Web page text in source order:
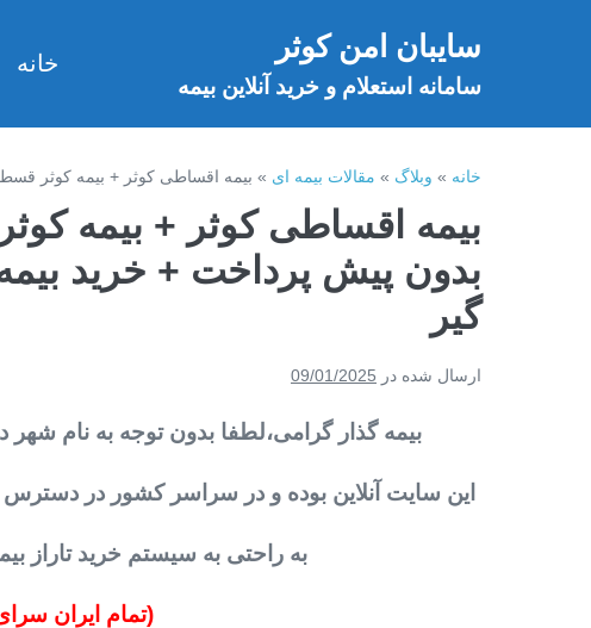
سایبان امن کوثر
سامانه استعلام و خرید آنلاین بیمه
خانه
خانه » وبلاگ » مقالات بیمه ای » بیمه اقساطی کوثر + بیمه کوثر
بیمه اقساطی کوثر + بیمه
بدون پیش پرداخت + خرید
گیر
ارسال شده در 09/01/2025
بیمه گذار گرامی،لطفا بدون توجه به نام شهر
این سایت آنلاین بوده و در سراسر کشور در
به راحتی به سیستم خرید تاراز
(تمام ایران